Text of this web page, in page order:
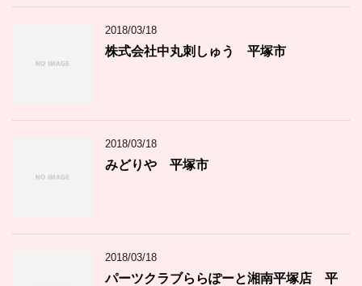
2018/03/18
株式会社中丸刺しゅう 平塚市
2018/03/18
みどりや 平塚市
2018/03/18
パーツクラブららぽーと湘南平塚店 平